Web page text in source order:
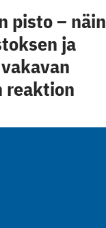
pisto – näin
ja
reaktion